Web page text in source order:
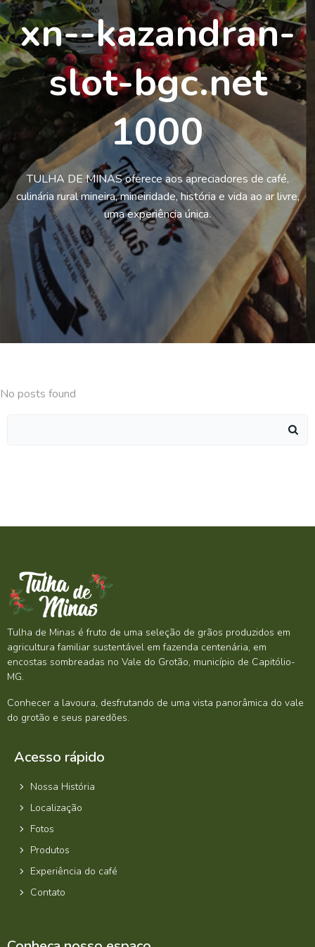
xn--kazandran-
slot-bgc.net
1000
TULHA DE MINAS oferece aos apreciadores de café,
culinária rural mineira, mineiridade, história e vida ao ar livre,
uma experiência única.
No posts found
Tulha de Minas é fruto de uma seleção de grãos produzidos em
agricultura familiar sustentável em fazenda centenária, em
encostas sombreadas no Vale do Grotão, município de Capitólio-
MG.
Conhecer a lavoura, desfrutando de uma vista panorâmica do vale
do grotão e seus paredões.
Acesso rápido
Nossa História
Localização
Fotos
Produtos
Experiência do café
Contato